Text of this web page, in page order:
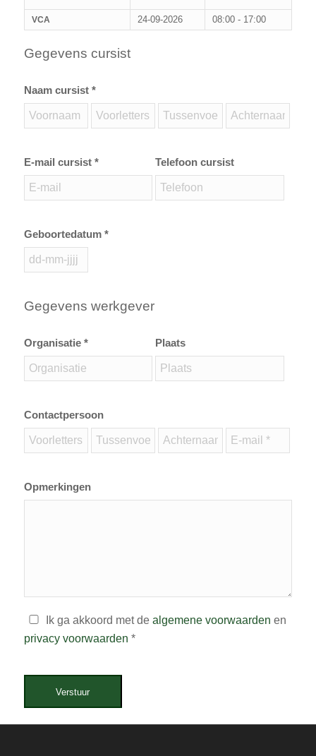
VCA 24-09-2026 08:00 - 17:00
Gegevens cursist
Naam cursist *
E-mail cursist * Telefoon cursist
Geboortedatum *
Gegevens werkgever
Organisatie * Plaats
Contactpersoon
Opmerkingen
Ik ga akkoord met de algemene voorwaarden en
privacy voorwaarden *
Verstuur